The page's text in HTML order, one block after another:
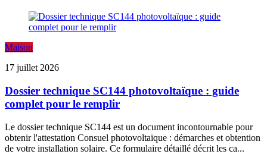
Maison
17 juillet 2026
Dossier technique SC144 photovoltaïque : guide
complet pour le remplir
Le dossier technique SC144 est un document incontournable pour
obtenir l'attestation Consuel photovoltaïque : démarches et obtention
de votre installation solaire. Ce formulaire détaillé décrit les ca...